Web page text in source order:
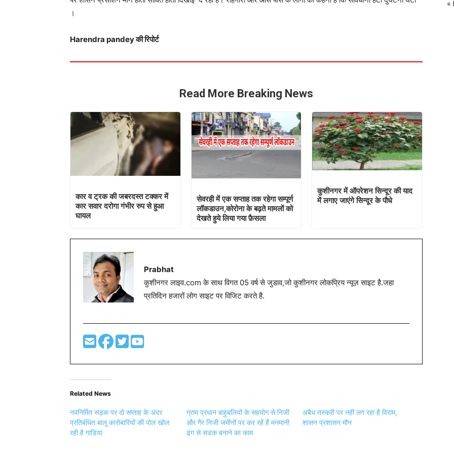
।
Harendra pandey की रिपोर्ट
Read More Breaking News
कार व ट्रक की जबरदस्त टक्कर में
कार सवार दरोगा गंभीर रुप से हुआ
घायल
सेवरही में एक सप्ताह तक रहेगा सम्पूर्ण
लॉकडाउन,कोरोना के बढ़ते मामलों को
देखते हुये लिया गया फ़ैसला
कुशीनगर में ऑपरेशन सिन्दूर की याद
में लगाए जाएंगे सिन्दूर के पौधे
Prabhat
कुशीनगर लाइव.com के साथ विगत 05 वर्ष से जुडाव,जो कुशीनगर लोकप्रिय न्यूज़ साइट है.जहा
प्रतिदिन हजारों लोग साइट पर विजिट करते है.
Related News
नवनिर्मित सड़क पर दो सप्ताह के अंदर
प्रतिबंधित बालू कारोबारियों की पोल खोल
रही है गाडिया
ग्राम प्रधान बाहुबलियों के सहयोग से निजी
और गैर निजी जमीनों पर कर रहें हैं मनमानी
ढंग से सडक बनाने का काम
अबैध तस्करी पर नहीं लग रहा है विराम,
शासन प्रशासन मौन
«